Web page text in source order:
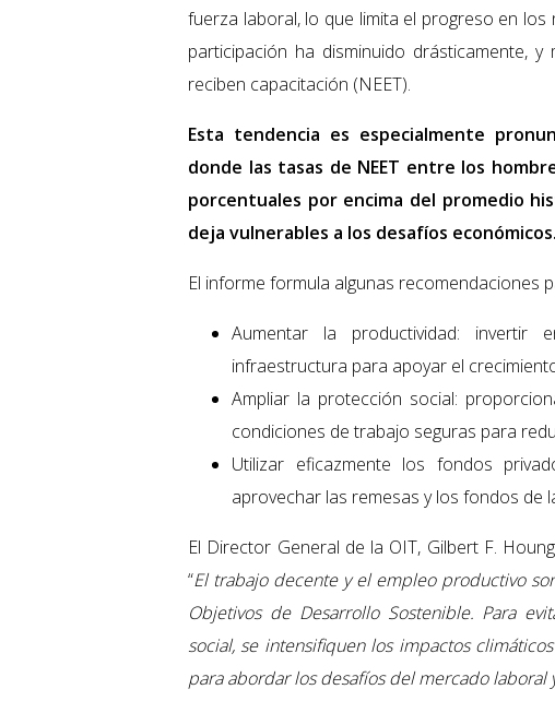
fuerza laboral, lo que limita el progreso en los
participación ha disminuido drásticamente,
reciben capacitación (NEET).
Esta tendencia es especialmente
donde las tasas de NEET entre los
porcentuales por encima del promedio
deja vulnerables a los desafíos económicos.
El informe formula algunas recomendaciones
Aumentar la productividad: invertir
infraestructura para apoyar el
Ampliar la protección social:
condiciones de trabajo seguras para
Utilizar eficazmente los fondos
aprovechar las remesas y los fondos de
El Director General de la OIT, Gilbert F.
“El trabajo decente y el empleo productivo
Objetivos de Desarrollo Sostenible. Para
social, se intensifiquen los impactos
para abordar los desafíos del mercado